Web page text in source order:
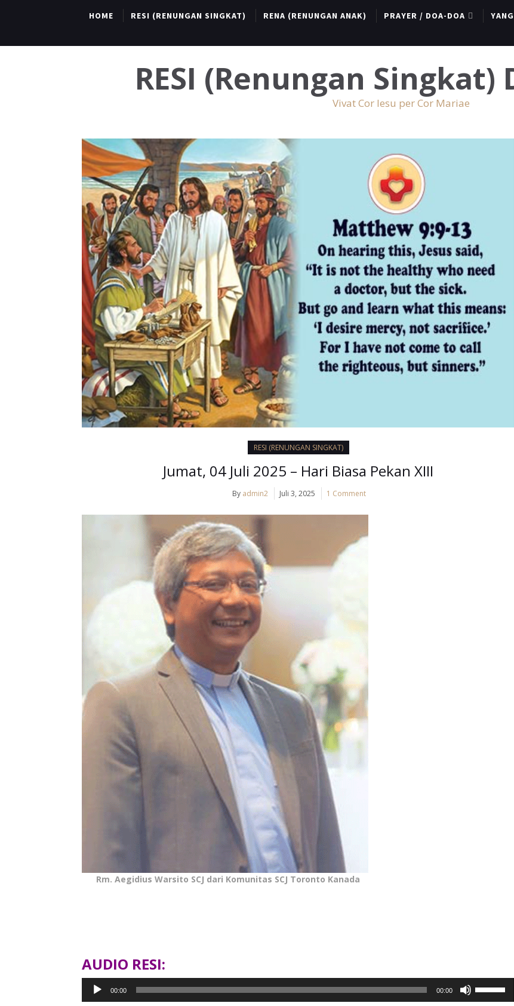
HOME RESI (RENUNGAN SINGKAT) RENA (RENUNGAN ANAK) PRAYER / DOA-DOA
RESI (Renungan Singkat)
Vivat Cor Iesu per Cor Mariae
RESI (RENUNGAN SINGKAT)
Jumat, 04 Juli 2025 – Hari Biasa Pekan XIII
By admin2 Juli 3, 2025 1 Comment
Rm. Aegidius Warsito SCJ dari Komunitas SCJ Toronto Kanada
AUDIO RESI:
Pemutar
Audio
00:00 00:00